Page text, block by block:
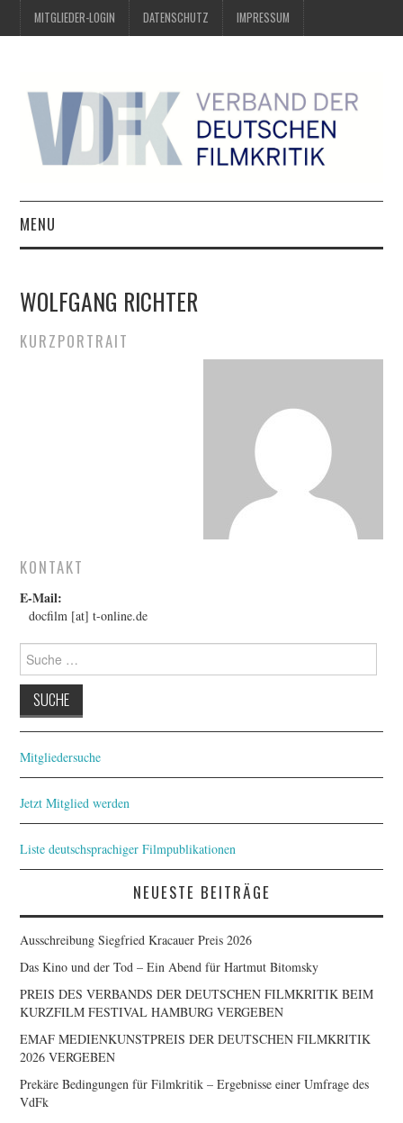
MITGLIEDER-LOGIN DATENSCHUTZ IMPRESSUM
MENU
PREIS DER DEUTSCHEN
WOLFGANG RICHTER
KURZPORTRAIT
KONTAKT
E-Mail:
docfilm [at] t-online.de
Suche
nach:
Mitgliedersuche
Jetzt Mitglied werden
Liste deutschsprachiger Filmpublikationen
NEUESTE BEITRÄGE
Ausschreibung Siegfried Kracauer Preis 2026
Das Kino und der Tod – Ein Abend für Hartmut Bitomsky
PREIS DES VERBANDS DER DEUTSCHEN FILMKRITIK BEIM
KURZFILM FESTIVAL HAMBURG VERGEBEN
EMAF MEDIENKUNSTPREIS DER DEUTSCHEN FILMKRITIK
2026 VERGEBEN
Prekäre Bedingungen für Filmkritik – Ergebnisse einer Umfrage des
VdFk